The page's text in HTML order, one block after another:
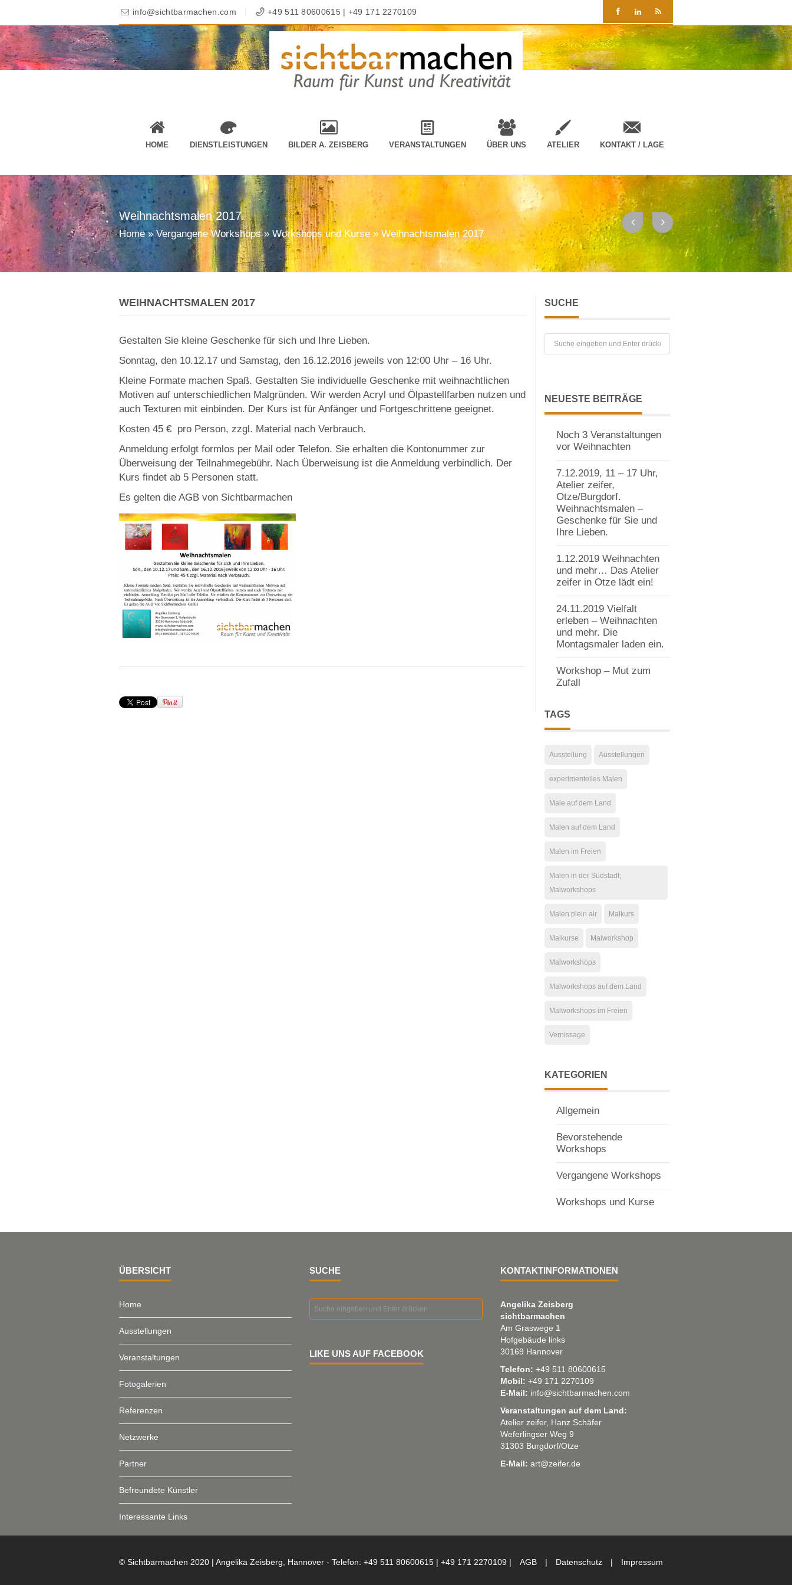
info@sichtbarmachen.com +49 511 80600615 | +49 171 2270109
HOME DIENSTLEISTUNGEN BILDER A. ZEISBERG VERANSTALTUNGEN ÜBER UNS ATELIER KONTAKT / LAGE
Weihnachtsmalen 2017
Home » Vergangene Workshops » Workshops und Kurse » Weihnachtsmalen 2017
WEIHNACHTSMALEN 2017
Gestalten Sie kleine Geschenke für sich und Ihre Lieben.
Sonntag, den 10.12.17 und Samstag, den 16.12.2016 jeweils von 12:00 Uhr – 16 Uhr.
Kleine Formate machen Spaß. Gestalten Sie individuelle Geschenke mit weihnachtlichen
Motiven auf unterschiedlichen Malgründen. Wir werden Acryl und Ölpastellfarben nutzen und
auch Texturen mit einbinden. Der Kurs ist für Anfänger und Fortgeschrittene geeignet.
Kosten 45 € pro Person, zzgl. Material nach Verbrauch.
Anmeldung erfolgt formlos per Mail oder Telefon. Sie erhalten die Kontonummer zur
Überweisung der Teilnahmegebühr. Nach Überweisung ist die Anmeldung verbindlich. Der
Kurs findet ab 5 Personen statt.
Es gelten die AGB von Sichtbarmachen
SUCHE
NEUESTE BEITRÄGE
Noch 3 Veranstaltungen
vor Weihnachten
7.12.2019, 11 – 17 Uhr,
Atelier zeifer,
Otze/Burgdorf.
Weihnachtsmalen –
Geschenke für Sie und
Ihre Lieben.
1.12.2019 Weihnachten
und mehr… Das Atelier
zeifer in Otze lädt ein!
24.11.2019 Vielfalt
erleben – Weihnachten
und mehr. Die
Montagsmaler laden ein.
Workshop – Mut zum
Zufall
TAGS
Ausstellung Ausstellungen
experimentelles Malen
Male auf dem Land
Malen auf dem Land
Malen im Freien
Malen in der Südstadt;
Malworkshops
Malen plein air Malkurs
Malkurse Malworkshop
Malworkshops
Malworkshops auf dem Land
Malworkshops im Freien
Vernissage
KATEGORIEN
Allgemein
Bevorstehende
Workshops
Vergangene Workshops
Workshops und Kurse
ÜBERSICHT
Home
Ausstellungen
Veranstaltungen
Fotogalerien
Referenzen
Netzwerke
Partner
Befreundete Künstler
Interessante Links
SUCHE
LIKE UNS AUF FACEBOOK
KONTAKTINFORMATIONEN
Angelika Zeisberg
sichtbarmachen
Am Graswege 1
Hofgebäude links
30169 Hannover
Telefon: +49 511 80600615
Mobil: +49 171 2270109
E-Mail: info@sichtbarmachen.com
Veranstaltungen auf dem Land:
Atelier zeifer, Hanz Schäfer
Weferlingser Weg 9
31303 Burgdorf/Otze
E-Mail: art@zeifer.de
© Sichtbarmachen 2020 | Angelika Zeisberg, Hannover - Telefon: +49 511 80600615 | +49 171 2270109 | AGB | Datenschutz | Impressum